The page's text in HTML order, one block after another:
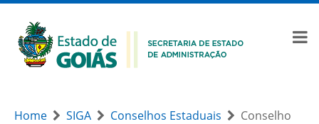
Home SIGA Conselhos Estaduais
Conselho